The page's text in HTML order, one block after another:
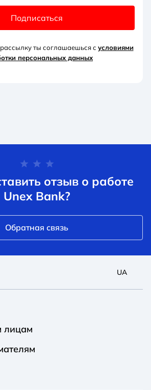
Подписаться
ты соглашаешься с условиями
персональных данных
отзыв о работе
Unex Bank?
Обратная связь
A A
Большой
UA
лицам